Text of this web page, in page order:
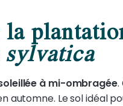
sylvatica
à mi-ombragée.
automne. Le sol idéal